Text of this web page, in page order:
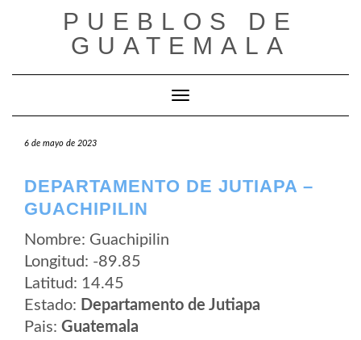
PUEBLOS DE
GUATEMALA
Cambiar modo de navegación
6 de mayo de 2023
DEPARTAMENTO DE JUTIAPA –
GUACHIPILIN
Nombre: Guachipilin
Longitud: -89.85
Latitud: 14.45
Estado: Departamento de Jutiapa
Pais: Guatemala